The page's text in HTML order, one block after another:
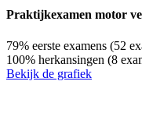
Praktijkexamen motor
79% eerste examens (52
100% herkansingen (8
Bekijk de grafiek